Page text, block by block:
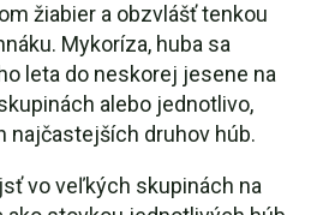
žiabier a obzvlášť tenkou
Mykoríza, huba sa
leta do neskorej jesene na
alebo jednotlivo,
najčastejších druhov húb.
vo veľkých skupinách na